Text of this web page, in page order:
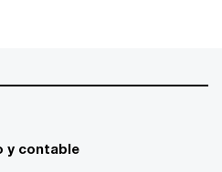
y contable